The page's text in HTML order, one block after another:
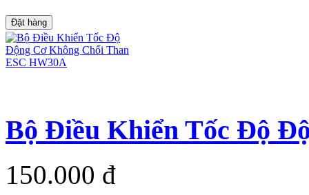
Đặt hàng
Bộ Điều Khiển Tốc Độ
150.000 đ